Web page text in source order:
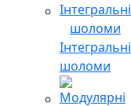
Інтегральні
шоломи